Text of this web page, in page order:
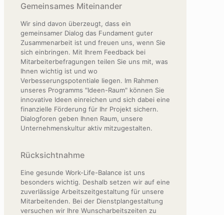
Gemeinsames Miteinander
Wir sind davon überzeugt, dass ein
gemeinsamer Dialog das Fundament guter
Zusammenarbeit ist und freuen uns, wenn Sie
sich einbringen. Mit Ihrem Feedback bei
Mitarbeiterbefragungen teilen Sie uns mit, was
Ihnen wichtig ist und wo
Verbesserungspotentiale liegen. Im Rahmen
unseres Programms "Ideen-Raum" können Sie
innovative Ideen einreichen und sich dabei eine
finanzielle Förderung für Ihr Projekt sichern.
Dialogforen geben Ihnen Raum, unsere
Unternehmenskultur aktiv mitzugestalten.
Rücksichtnahme
Eine gesunde Work-Life-Balance ist uns
besonders wichtig. Deshalb setzen wir auf eine
zuverlässige Arbeitszeitgestaltung für unsere
Mitarbeitenden. Bei der Dienstplangestaltung
versuchen wir Ihre Wunscharbeitszeiten zu